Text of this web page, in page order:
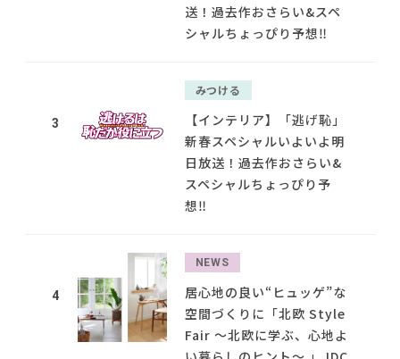
送！過去作おさらい&スペ
シャルちょっぴり予想‼
3
みつける
【インテリア】「逃げ恥」
新春スペシャルいよいよ明
日放送！過去作おさらい&
スペシャルちょっぴり予
想‼
4
NEWS
居心地の良い“ヒュッゲ”な
空間づくりに「北欧 Style
Fair ～北欧に学ぶ、心地よ